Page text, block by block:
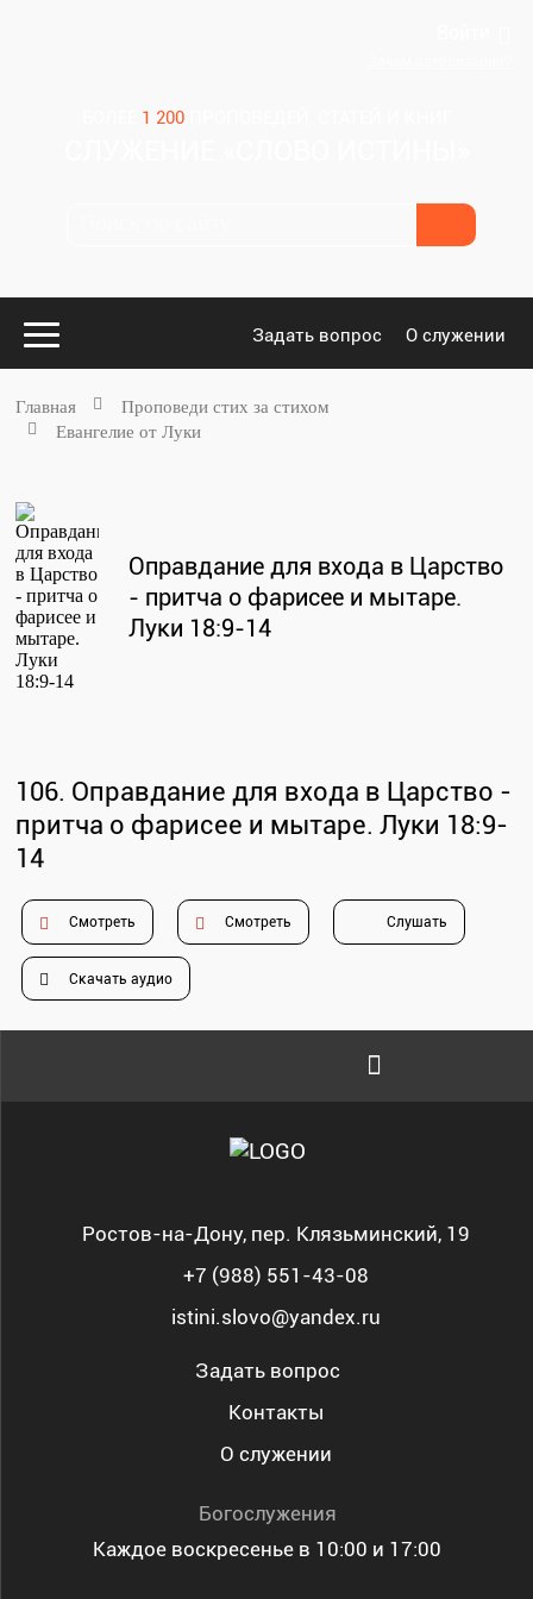
1 200ПРОПОВЕДЕЙ, СТАТЕЙ И КНИГ
Задать вопрос О служении
стих за стихом
Библейская школа.
Служение «Слово Истины»
Служение «Слово Истины»
Главная
Проповеди стих за стихом
Евангелие от Луки
Оправдание для входа в Царство
- притча о фарисее и мытаре.
Луки 18:9-14
106. Оправдание для входа в Царство -
притча о фарисее и мытаре.Луки 18:9-
14
Смотреть Смотреть Слушать
Скачать аудио
Служение «Слово Истины»
Разъяснительная проповедь
Служение «Слово Истины»
Проповедь стих за стихом
Ростов-на-Дону, пер. Клязьминский, 19
+7 (988) 551-43-08
istini.slovo@yandex.ru
Задать вопрос
Контакты
О служении
Богослужения
Каждое воскресенье в 10:00 и 17:00